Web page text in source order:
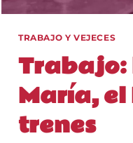
TRABAJO Y VEJECES
Trabajo:
María, el
trenes